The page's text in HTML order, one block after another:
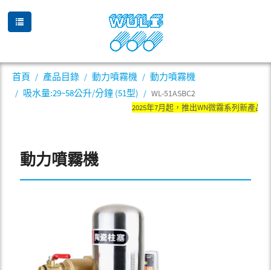
首頁 產品目錄 動力噴霧機
動力噴霧機
吸水量:29~58公升/分鐘 (51型)
WL-51ASBC2
2025年7月起，推出WN微霧系列新產品
動力噴霧機